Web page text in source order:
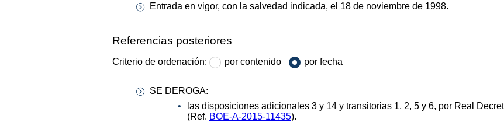
Entrada en vigor, con la salvedad indicada, el 18 de noviembre de 1998.
Referencias posteriores
Criterio de ordenación: por contenido por fecha
SE DEROGA:
las disposiciones adicionales 3 y 14 y transitorias 1, 2, 5 y 6, por Real
(Ref. BOE-A-2015-11435).